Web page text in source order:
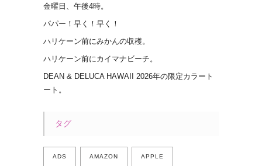
金曜日、午後4時。
パパー！早く！早く！
ハリケーン前にみかんの収穫。
ハリケーン前にカイマナビーチ。
DEAN & DELUCA HAWAII 2026年の限定カラート
ート。
タグ
ADS AMAZON APPLE